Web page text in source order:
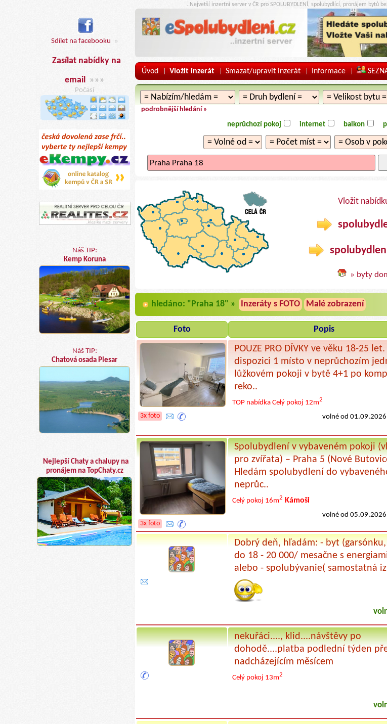
Sdílet na facebooku »
Zasílat nabídky na
email »»»
Počasí
Náš TIP:
Kemp Koruna
Náš TIP:
Chatová osada Plesar
Nejlepší Chaty a chalupy na
pronájem na TopChaty.cz
..Nejvetší inzertní server v ČR pro SPOLUBYDLENÍ, spolubydlící, pronájem bytů
Úvod | Vložit inzerát | Smazat/upravit inzerát | Informace |
podrobnější hledání »
neprůchozí pokoj internet balkon
Vložit
» byty
hledáno: "Praha 18" » Inzeráty s FOTO Malé zobrazení
Foto Popis
3x foto
POUZE PRO DÍVKY ve věku 18-25 let.
dispozici 1 místo v neprůchozím
lůžkovém pokoji v bytě 4+1 po
reko..
TOP nabídkaCelý pokoj 12m2
volné od
3x foto
Spolubydlení v vybaveném pokoji
pro zvířata) – Praha 5 (Nové
Hledám spolubydlení do
neprůc..
Celý pokoj 16m2 Kámoši
volné od
Dobrý deň, hľadám: - byt (garsónku,
do 18 - 20 000/ mesačne s
alebo - spolubývanie( samostatná
nekuřáci...., klid....návštěvy po
dohodě....platba podlední týden
nadcházejícím měsícem
Celý pokoj 13m2